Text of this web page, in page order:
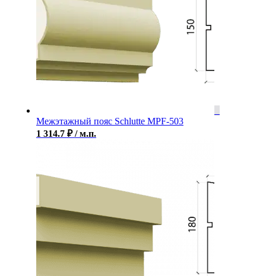
Межэтажный пояс Schlutte MPF-503
1 314.7 ₽ / м.п.